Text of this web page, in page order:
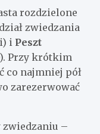
rozdzielone
zwiedzania
i Peszt
Przy krótkim
co najmniej pół
zarezerwować
zwiedzaniu –